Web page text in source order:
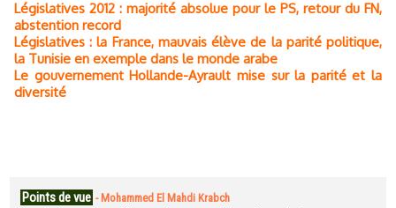
Législatives 2012 : majorité absolue pour le PS, retour du FN,
abstention record
Législatives : la France, mauvais élève de la parité politique,
la Tunisie en exemple dans le monde arabe
Le gouvernement Hollande-Ayrault mise sur la parité et la
diversité
Points de vue - Mohammed El Mahdi Krabch